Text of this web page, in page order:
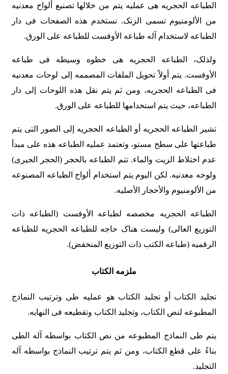
الطباعه الحجریه هی عملیه یتم من خلالها تصنیع ألواح معدنیه
من الألومنیوم تسمى الزنک. نستخدم هذه الصفحات فی دار
الطباعه لاستخدام آله طباعه الأوفست للطباعه على الورق.
ولذلک، الطباعه الحجریه هی خطوه وسیطه فی طباعه
الأوفست. یتم أولاً تحویل الملفات المصممه إلى لوحات معدنیه
فی الطباعه الحجریه، ومن ثم یتم نقل هذه اللوحات إلى دار
الطباعه، حیث یتم استخدامها للطباعه على الورق.
تشیر الطباعه الحجریه أو الطباعه الحجریه إلى الصور التی یتم
طباعتها على سطح مستو، وتعتمد عملیه الطباعه هذه على مبدأ
عدم اختلاط الزیت والماء. تتم الطباعه بالحجر (الحجر الجیری)
ولوحه معدنیه. لکن الیوم یتم استخدام ألواح الطباعه المصنوعه
من الألومنیوم والأحجار الأصلیه.
الطباعه الحجریه مخصصه لطباعه الأوفست (الطباعه ذات
التوزیع العالی) ولیست هناک حاجه للطباعه الحجریه للطباعه
الرقمیه (طباعه الکتب ذات التوزیع المنخفض).
ملزمه الکتاب
تجلید الکتاب أو تجلید الکتاب هو عملیه طی وترتیب النماذج
المطبوعه لنص الکتاب، وتجلید الکتاب وتقطیعه فی النهایه.
یتم طی النماذج المطبوعه من نص الکتاب بواسطه آله الطی
بناءً على قطع الکتاب، ومن ثم یتم ترتیب النماذج بواسطه آله
التجلید.